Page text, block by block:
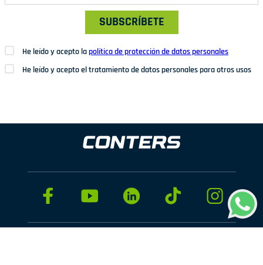
SUBSCRÍBETE
He leído y acepto lapolítica de protección de datos personales
He leído y acepto el tratamiento de datos personales para otros usos